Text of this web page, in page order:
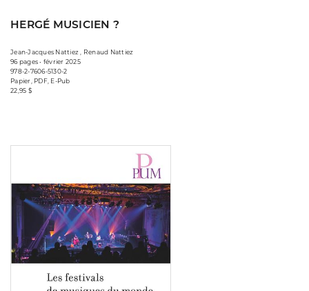
HERGÉ MUSICIEN ?
Jean-Jacques Nattiez , Renaud Nattiez
96 pages • février 2025
978-2-7606-5130-2
Papier, PDF, E-Pub
22,95 $